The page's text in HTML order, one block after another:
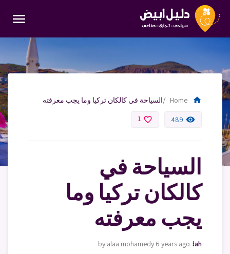
menu
home
Home السياحة في كالكان تركيا وما يجب معرفته
remove_red_eye
489
favorite_border
1
السياحة في
كالكان تركيا وما
يجب معرفته
moving-furniture-jeddah
by alaa mohamedy 6 years ago